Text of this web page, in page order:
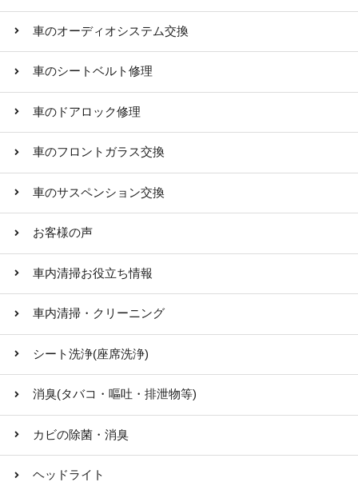
車のオーディオシステム交換
車のシートベルト修理
車のドアロック修理
車のフロントガラス交換
車のサスペンション交換
お客様の声
車内清掃お役立ち情報
車内清掃・クリーニング
シート洗浄(座席洗浄)
消臭(タバコ・嘔吐・排泄物等)
カビの除菌・消臭
ヘッドライト